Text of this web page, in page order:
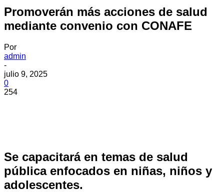
Promoverán más acciones de salud
mediante convenio con CONAFE
Por
admin
-
julio 9, 2025
0
254
Se capacitará en temas de salud
pública enfocados en niñas, niños y
adolescentes.